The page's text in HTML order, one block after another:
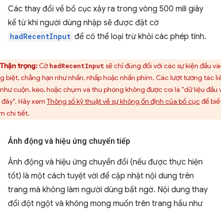
Các thay đổi về bố cục xảy ra trong vòng 500 mili giây
kể từ khi người dùng nhập sẽ được đặt cờ
hadRecentInput để có thể loại trừ khỏi các phép tính.
Thận trọng:Cờ hadRecentInputsẽ chỉ đúng đối với các sự kiện đầu
biệt, chẳng hạn như nhấn, nhấp hoặc nhấn phím. Các lượt tương tác
cuộn, kéo, hoặc chụm và thu phóng không được coi là "dữ liệu đầu
Hãy xem Thông số kỹ thuật về sự không ổn định của bố cụcđể
chi tiết.
Ảnh động và hiệu ứng chuyển tiếp
Ảnh động và hiệu ứng chuyển đổi (nếu được thực hiện
tốt) là một cách tuyệt vời để cập nhật nội dung trên
trang mà không làm người dùng bất ngờ. Nội dung thay
đổi đột ngột và không mong muốn trên trang hầu như